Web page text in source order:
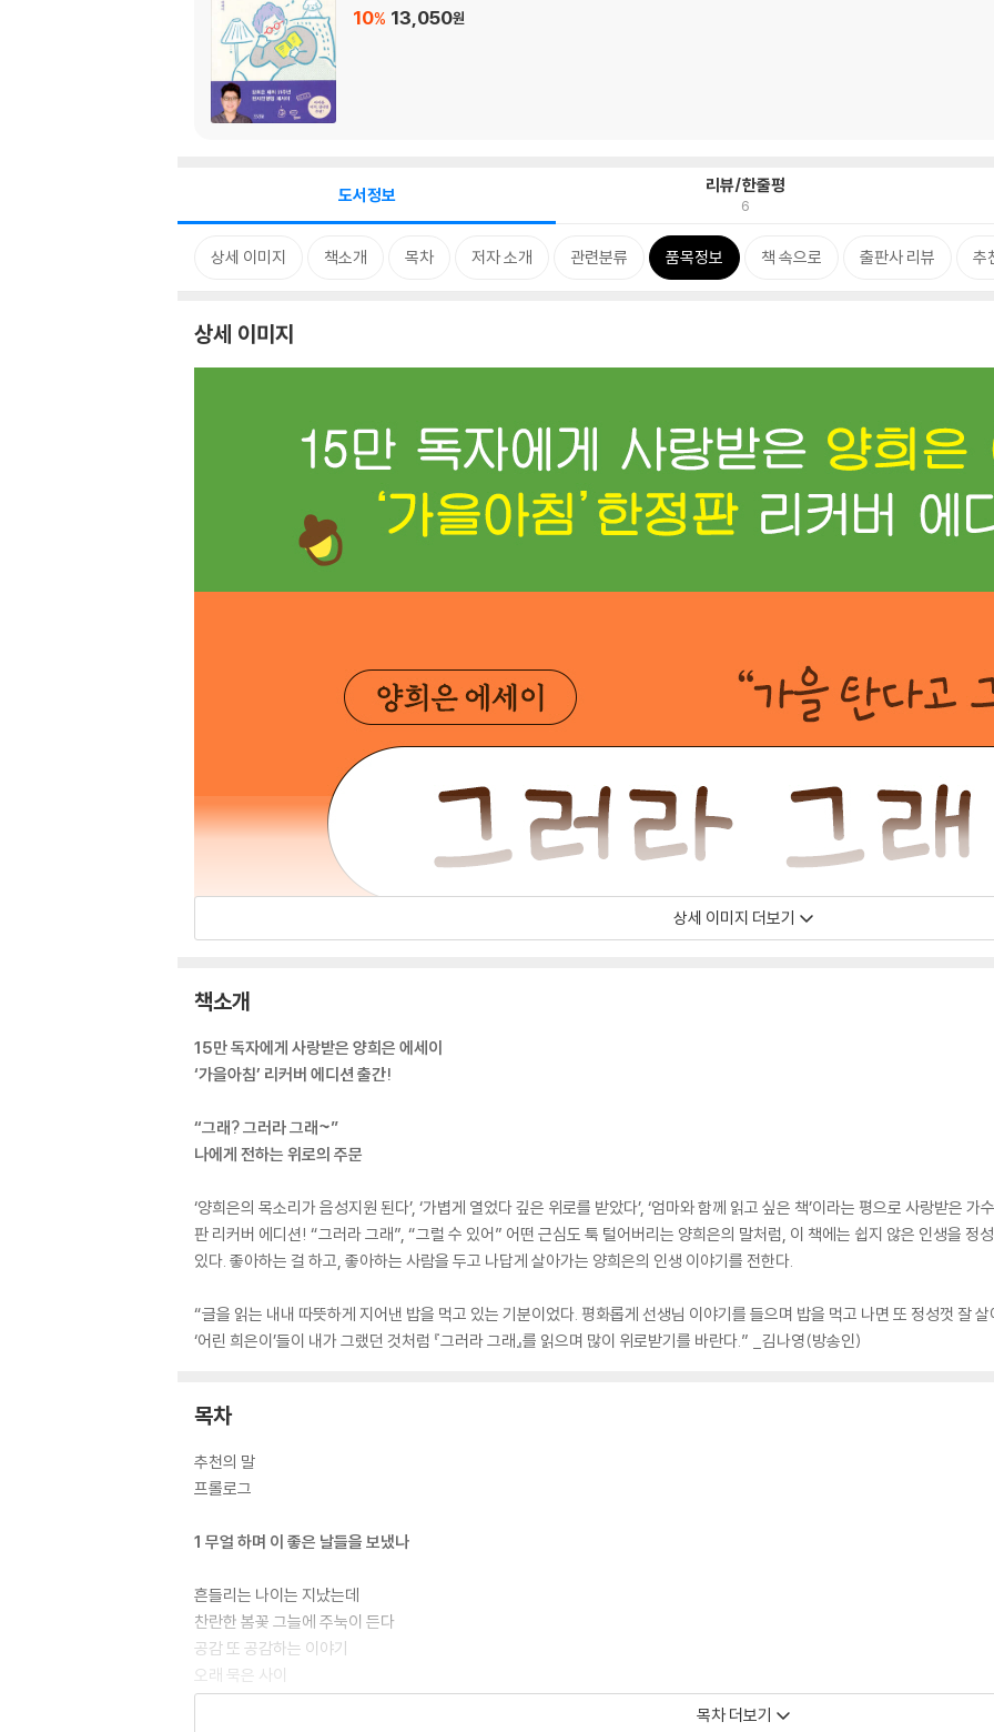
10% 13,050원
도서정보 리뷰/한줄평
6
상세 이미지 책소개 목차 저자 소개 관련분류 품목정보 책 속으로 출판사 리뷰 추
상세 이미지
상세 이미지 더보기
책소개
15만 독자에게 사랑받은 양희은 에세이
‘가을아침’ 리커버 에디션 출간!
“그래? 그러라 그래~”
나에게 전하는 위로의 주문
‘양희은의 목소리가 음성지원 된다’, ‘가볍게 열었다 깊은 위로를 받았다’, ‘엄마와 함께 읽고 싶은 책’이라는 평으로 사랑받은 가
판 리커버 에디션! “그러라 그래”, “그럴 수 있어” 어떤 근심도 툭 털어버리는 양희은의 말처럼, 이 책에는 쉽지 않은 인생을 정
있다. 좋아하는 걸 하고, 좋아하는 사람을 두고 나답게 살아가는 양희은의 인생 이야기를 전한다.
“글을 읽는 내내 따뜻하게 지어낸 밥을 먹고 있는 기분이었다. 평화롭게 선생님 이야기를 들으며 밥을 먹고 나면 또 정성껏 잘
‘어린 희은이’들이 내가 그랬던 것처럼 『그러라 그래』를 읽으며 많이 위로받기를 바란다.” _김나영(방송인)
목차
추천의 말
프롤로그
1 무얼 하며 이 좋은 날들을 보냈나
흔들리는 나이는 지났는데
찬란한 봄꽃 그늘에 주눅이 든다
공감 또 공감하는 이야기
오래 묵은 사이
동갑내기들의 노년 준비
목차 더보기